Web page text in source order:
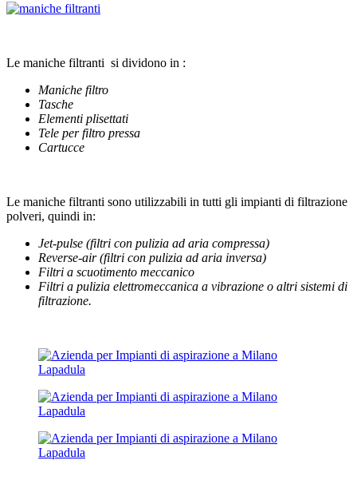
Le maniche filtranti si dividono in :
Maniche filtro
Tasche
Elementi plisettati
Tele per filtro pressa
Cartucce
Le maniche filtranti sono utilizzabili in tutti gli impianti di filtrazione
polveri, quindi in:
Jet-pulse (filtri con pulizia ad aria compressa)
Reverse-air (filtri con pulizia ad aria inversa)
Filtri a scuotimento meccanico
Filtri a pulizia elettromeccanica a vibrazione o altri sistemi di
filtrazione.